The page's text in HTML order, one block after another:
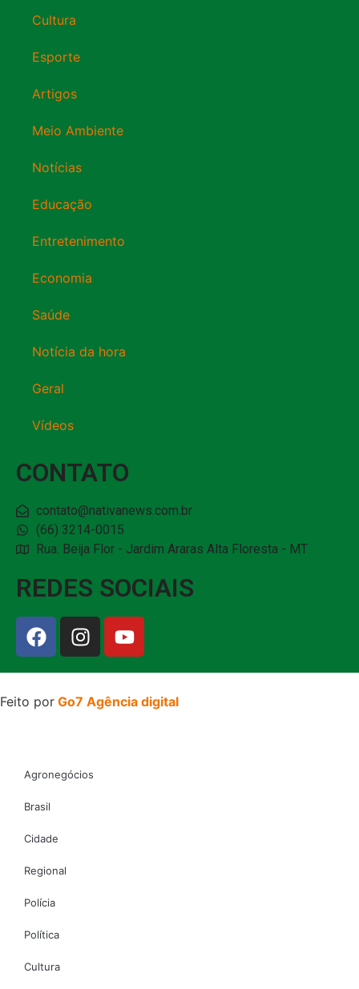
Cultura
Esporte
Artigos
Meio Ambiente
Notícias
Educação
Entretenimento
Economia
Saúde
Notícia da hora
Geral
Vídeos
CONTATO
contato@nativanews.com.br
(66) 3214-0015
Rua. Beija Flor - Jardim Araras Alta Floresta - MT
REDES SOCIAIS
Feito por Go7 Agência digital
Agronegócios
Brasil
Cidade
Regional
Polícia
Política
Cultura